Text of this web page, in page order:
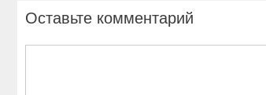
Оставьте комментарий